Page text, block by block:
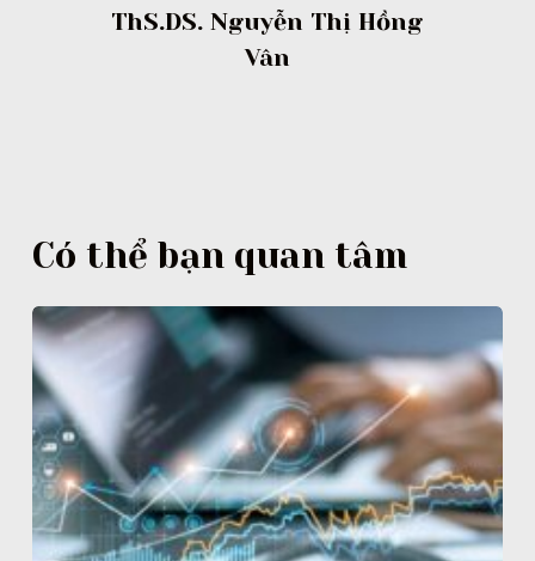
ThS.DS. Nguyễn Thị Hồng
Vân
Có thể bạn quan tâm